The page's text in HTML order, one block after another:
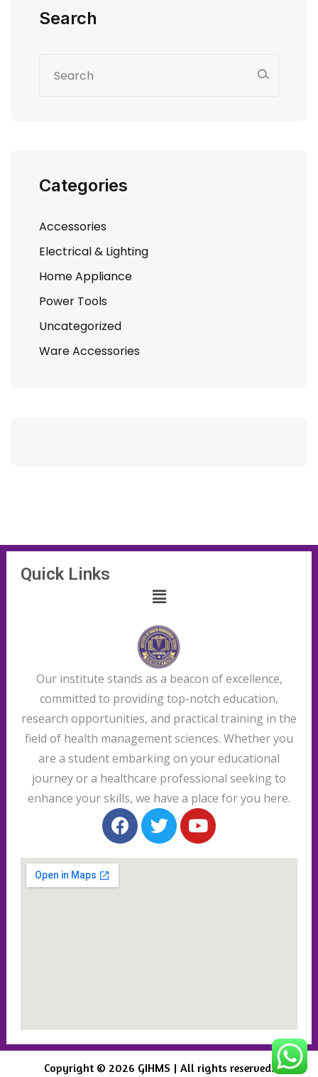
Search
Categories
Accessories
Electrical & Lighting
Home Appliance
Power Tools
Uncategorized
Ware Accessories
Quick Links
Our institute stands as a beacon of excellence,
committed to providing top-notch education,
research opportunities, and practical training in the
field of health management sciences. Whether you
are a student embarking on your educational
journey or a healthcare professional seeking to
enhance your skills, we have a place for you here.
Copyright © 2026 GIHMS | All rights reserved.